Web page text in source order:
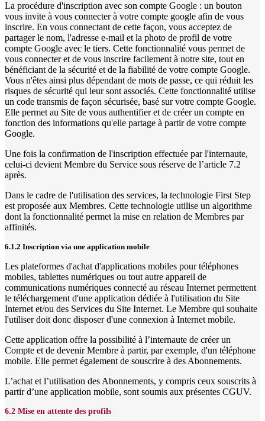
La procédure d'inscription avec son compte Google : un bouton
vous invite à vous connecter à votre compte google afin de vous
inscrire. En vous connectant de cette façon, vous acceptez de
partager le nom, l'adresse e-mail et la photo de profil de votre
compte Google avec le tiers. Cette fonctionnalité vous permet de
vous connecter et de vous inscrire facilement à notre site, tout en
bénéficiant de la sécurité et de la fiabilité de votre compte Google.
Vous n'êtes ainsi plus dépendant de mots de passe, ce qui réduit les
risques de sécurité qui leur sont associés. Cette fonctionnalité utilise
un code transmis de façon sécurisée, basé sur votre compte Google.
Elle permet au Site de vous authentifier et de créer un compte en
fonction des informations qu'elle partage à partir de votre compte
Google.
Une fois la confirmation de l'inscription effectuée par l'internaute,
celui-ci devient Membre du Service sous réserve de l’article 7.2
après.
Dans le cadre de l'utilisation des services, la technologie First Step
est proposée aux Membres. Cette technologie utilise un algorithme
dont la fonctionnalité permet la mise en relation de Membres par
affinités.
6.1.2 Inscription via une application mobile
Les plateformes d'achat d'applications mobiles pour téléphones
mobiles, tablettes numériques ou tout autre appareil de
communications numériques connecté au réseau Internet permettent
le téléchargement d'une application dédiée à l'utilisation du Site
Internet et/ou des Services du Site Internet. Le Membre qui souhaite
l'utiliser doit donc disposer d'une connexion à Internet mobile.
Cette application offre la possibilité à l’internaute de créer un
Compte et de devenir Membre à partir, par exemple, d'un téléphone
mobile. Elle permet également de souscrire à des Abonnements.
L’achat et l’utilisation des Abonnements, y compris ceux souscrits à
partir d’une application mobile, sont soumis aux présentes CGUV.
6.2 Mise en attente des profils